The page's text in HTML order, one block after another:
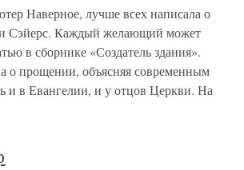
Наверное, лучше всех написала о
Сэйерс. Каждый желающий может
в сборнике «Создатель здания».
о прощении, объясняя современным
и в Евангелии, и у отцов Церкви. На